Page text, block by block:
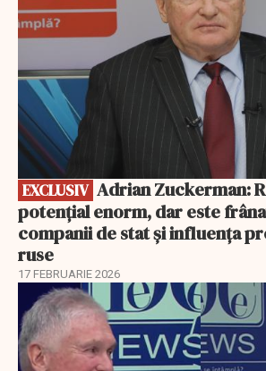
EXCLUSIV
potențial enorm, dar este
companii de stat și influența
ruse
17 FEBRUARIE 2026
EXCLUSIV